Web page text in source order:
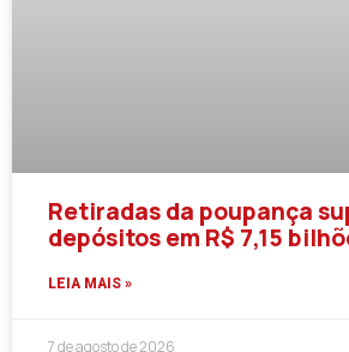
Retiradas da poupança
depósitos em R$ 7,15
LEIA MAIS »
7 de agosto de 2026